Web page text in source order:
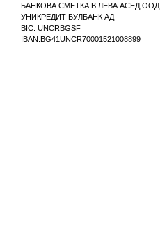
БАНКОВА СМЕТКА В ЛЕВА АСЕД ООД
УНИКРЕДИТ БУЛБАНК АД
BIC: UNCRBGSF
IBAN:BG41UNCR70001521008899